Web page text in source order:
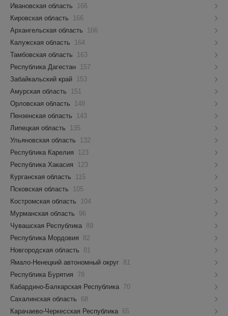
Ивановская область
166
Кировская область
166
Архангельская область
166
Калужская область
164
Тамбовская область
163
Республика Дагестан 157
Забайкальский край 153
Амурская область
151
Орловская область
148
Пензенская область
143
Липецкая область
135
Ульяновская область
132
Республика Карелия
123
Республика Хакасия
123
Курганская область
115
Псковская область
105
Костромская область
104
Мурманская область
96
Чувашская Республика 89
Республика Мордовия
82
Новгородская область
81
Ямало-Ненецкий автономный округ 81
Республика Бурятия
78
Кабардино-Балкарская Республика 70
Сахалинская область
68
Карачаево-Черкесская Республика 65